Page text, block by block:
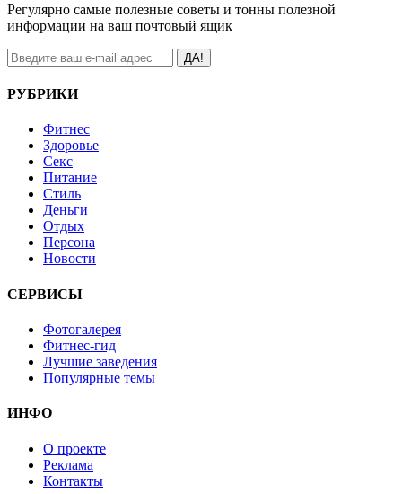
Регулярно самые полезные советы и тонны полезной
информации на ваш почтовый ящик
ДА!
РУБРИКИ
Фитнес
Здоровье
Секс
Питание
Стиль
Деньги
Отдых
Персона
Новости
СЕРВИСЫ
Фотогалерея
Фитнес-гид
Лучшие заведения
Популярные темы
ИНФО
О проекте
Реклама
Контакты